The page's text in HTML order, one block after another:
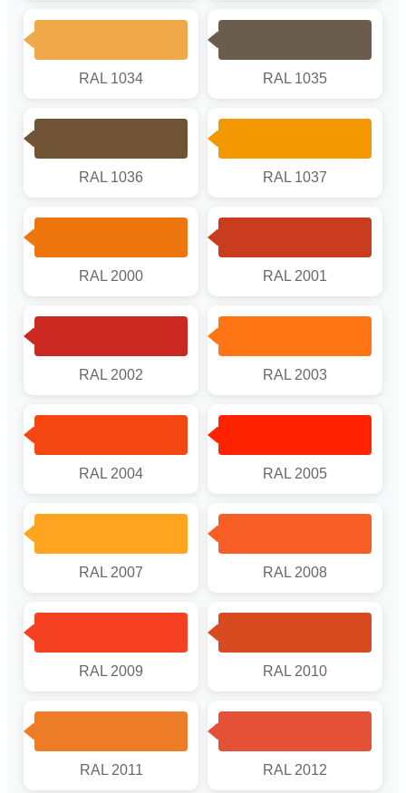
RAL 1034 RAL 1035
RAL 1036 RAL 1037
RAL 2000 RAL 2001
RAL 2002 RAL 2003
RAL 2004 RAL 2005
RAL 2007 RAL 2008
RAL 2009 RAL 2010
RAL 2011 RAL 2012